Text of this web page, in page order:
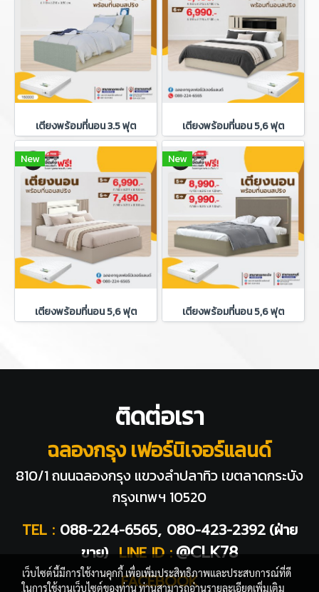
เตียงพร้อมที่นอน 3.5 ฟุต เตียงพร้อมที่นอน 5,6 ฟุต
New
เตียงพร้อมที่นอน 5,6 ฟุต
New
เตียงพร้อมที่นอน 5,6 ฟุต
ติดต่อเรา
ฉลองกรุง เฟอร์นิเจอร์แลนด์
810/1 ถนนฉลองกรุง แขวงลำปลาทิว เขตลาดกระบัง
กรุงเทพฯ 10520
TEL : 088-224-6565, 080-423-2392 (ฝ่าย
ขาย) LINE ID : @CLK78
FACEBOOK
เว็บไซต์นี้มีการใช้งานคุกกี้ เพื่อเพิ่มประสิทธิภาพและประสบการณ์ที่ดี
ในการใช้งานเว็บไซต์ของท่าน ท่านสามารถอ่านรายละเอียดเพิ่มเติม